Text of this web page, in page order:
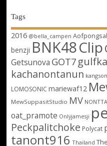
Tags
2016 @bella_campen
benzji BNK48Clip
Getsunova GOT7
kachanontanun
LOMOSONIC mariewaf12
MewSuppasitStudio MV
oat_pramote Onlyjamesji
Peckpalitchoke Polycat
tanont916 Thailand